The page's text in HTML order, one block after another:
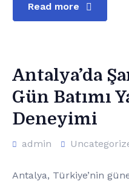
Read more
Antalya’da
Gün Batımı
Deneyimi
admin
Antalya, Türkiye’nin